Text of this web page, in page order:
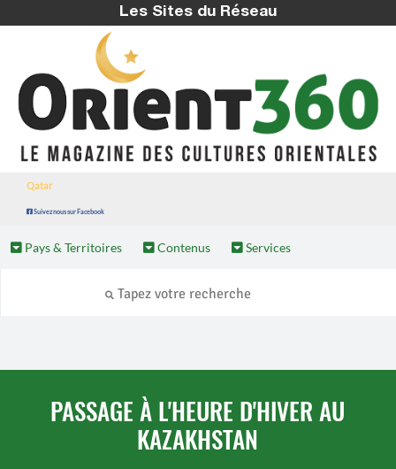
Les Sites du Réseau
Qatar
Suivez nous sur Facebook
Pays & Territoires Contenus Services
PASSAGE À L'HEURE D'HIVER AU
KAZAKHSTAN